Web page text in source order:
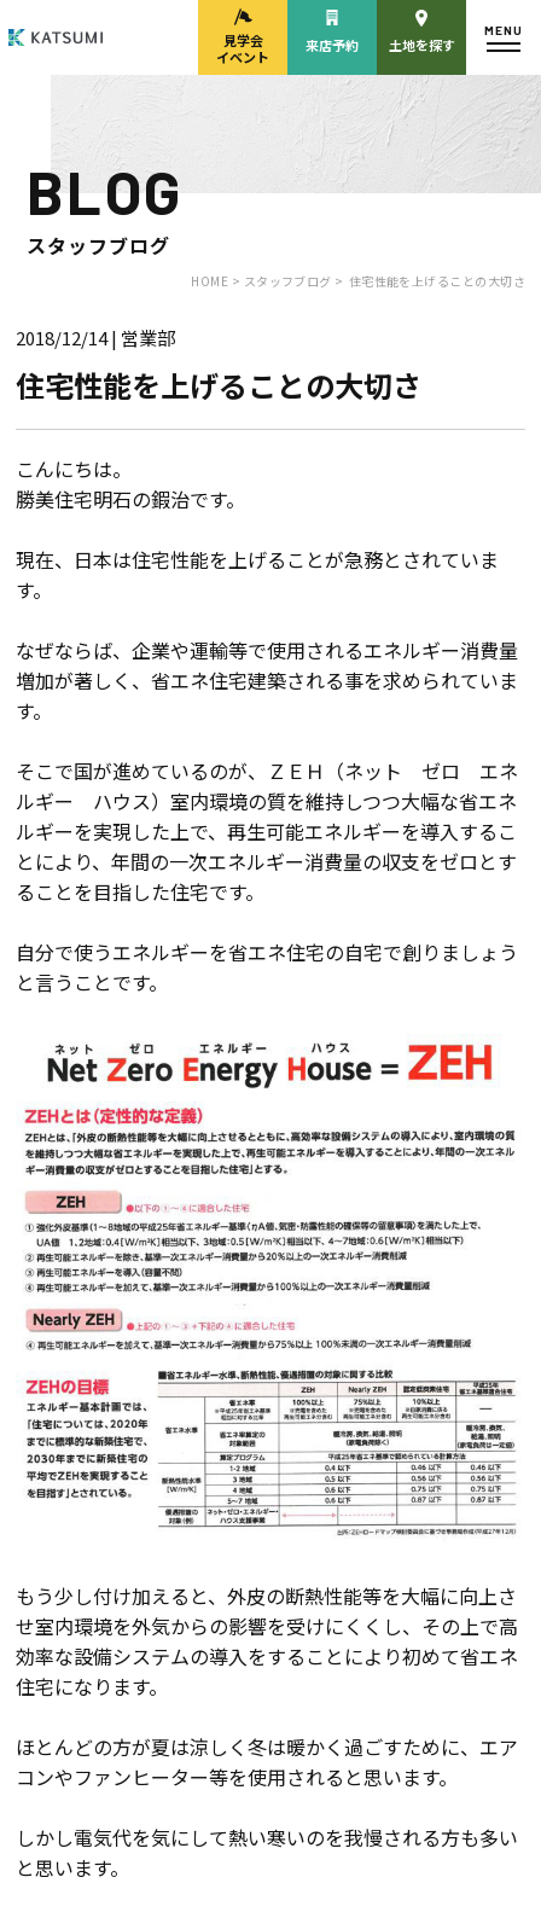
モデルハウス
来場予約
見学会・
来店予約
HOME
物件検索
分譲モデルハウス
手間ひまかけた家づくり
KATSUMIの標準仕様 和暮-なごみ-
素材とデザイン
断熱・気密性能と快適性
長期優良住宅
ZEH
ラインナップ
施工実績
イベント・見学会
お客様の声
会社案内
経営理念・
会社案内
スタッフ紹介
KATSUMIの
取り組み
採用情報
見学会
イベント
来店予約 土地を探す
MENU
BLOG
スタッフブログ
HOME > スタッフブログ > 住宅性能を上げることの大切さ
2018/12/14| 営業部
住宅性能を上げることの大切さ
こんにちは。
勝美住宅明石の鍜治です。
現在、日本は住宅性能を上げることが急務とされていま
す。
なぜならば、企業や運輸等で使用されるエネルギー消費量
増加が著しく、省エネ住宅建築される事を求められていま
す。
そこで国が進めているのが、ＺＥＨ（ネット ゼロ エネ
ルギー ハウス）室内環境の質を維持しつつ大幅な省エネ
ルギーを実現した上で、再生可能エネルギーを導入するこ
とにより、年間の一次エネルギー消費量の収支をゼロとす
ることを目指した住宅です。
自分で使うエネルギーを省エネ住宅の自宅で創りましょう
と言うことです。
もう少し付け加えると、外皮の断熱性能等を大幅に向上さ
せ室内環境を外気からの影響を受けにくくし、その上で高
効率な設備システムの導入をすることにより初めて省エネ
住宅になります。
ほとんどの方が夏は涼しく冬は暖かく過ごすために、エア
コンやファンヒーター等を使用されると思います。
しかし電気代を気にして熱い寒いのを我慢される方も多い
と思います。